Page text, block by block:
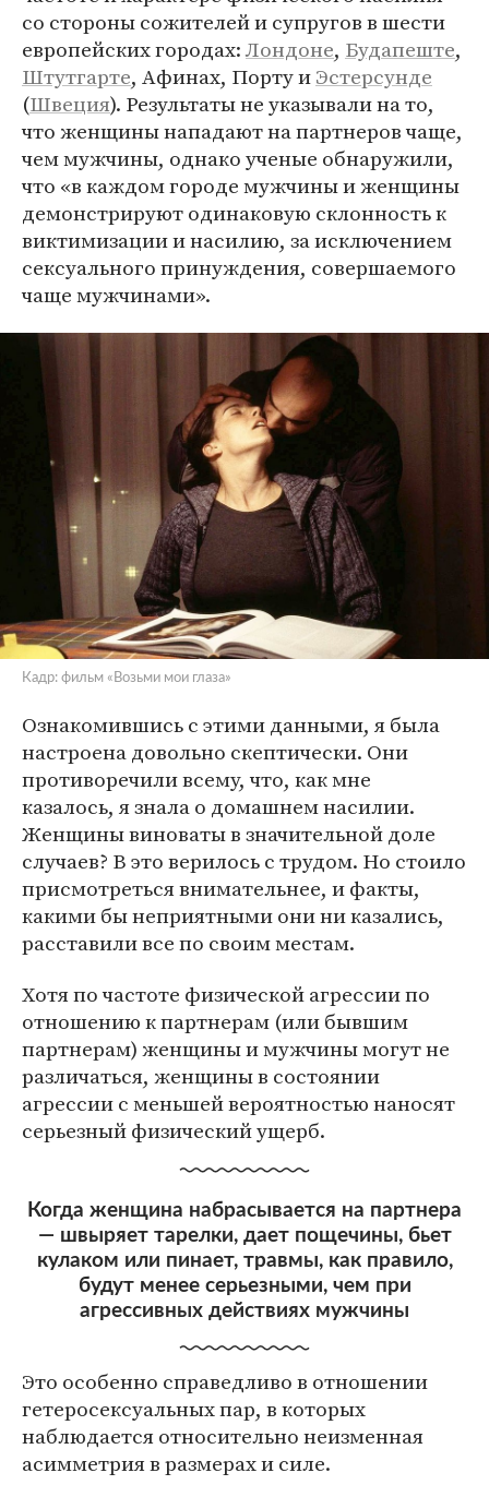
со стороны сожителей и супругов в шести
европейских городах:Лондоне, Будапеште,
Штутгарте, Афинах, Порту иЭстерсунде
(Швеция). Результаты не указывали на то,
что женщины нападают на партнеров чаще,
чем мужчины, однако ученые обнаружили,
что «в каждом городе мужчины и женщины
демонстрируют одинаковую склонность к
виктимизации и насилию, за исключением
сексуального принуждения, совершаемого
чаще мужчинами».
Кадр: фильм «Возьми мои глаза»
Ознакомившись с этими данными, я была
настроена довольно скептически. Они
противоречили всему, что, как мне
казалось, я знала о домашнем насилии.
Женщины виноваты в значительной доле
случаев? В это верилось с трудом. Но стоило
присмотреться внимательнее, и факты,
какими бы неприятными они ни казались,
расставили все по своим местам.
Хотя по частоте физической агрессии по
отношению к партнерам (или бывшим
партнерам) женщины и мужчины могут не
различаться, женщины в состоянии
агрессии с меньшей вероятностью наносят
серьезный физический ущерб.
Когда женщина набрасывается на партнера
— швыряет тарелки, дает пощечины, бьет
кулаком или пинает, травмы, как правило,
будут менее серьезными, чем при
агрессивных действиях мужчины
Это особенно справедливо в отношении
гетеросексуальных пар, в которых
наблюдается относительно неизменная
асимметрия в размерах и силе.